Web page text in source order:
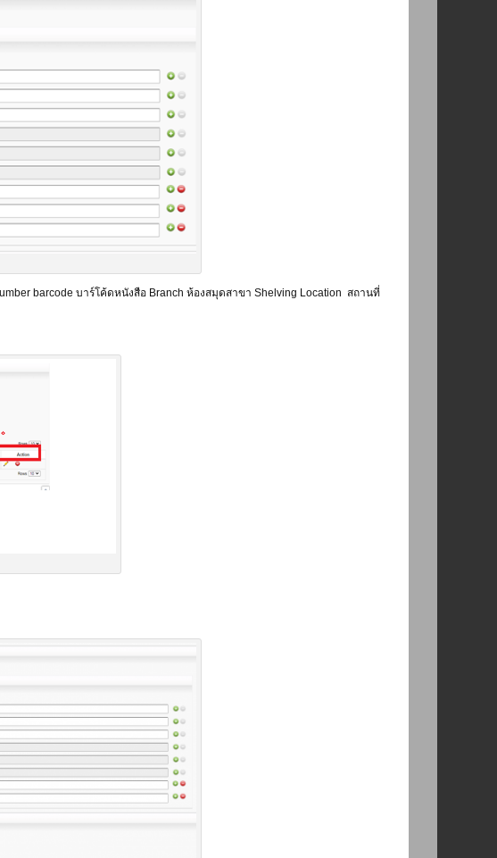
barcode บาร์โค้ดหนังสือ Branch ห้องสมุดสาขา Shelving Location สถานที่